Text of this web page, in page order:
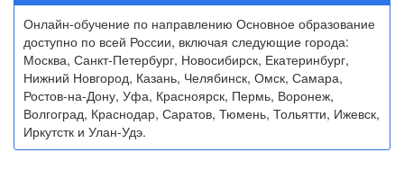
Онлайн-обучение по направлению Основное образование
доступно по всей России, включая следующие города:
Москва, Санкт-Петербург, Новосибирск, Екатеринбург,
Нижний Новгород, Казань, Челябинск, Омск, Самара,
Ростов-на-Дону, Уфа, Красноярск, Пермь, Воронеж,
Волгоград, Краснодар, Саратов, Тюмень, Тольятти, Ижевск,
Иркутстк и Улан-Удэ.